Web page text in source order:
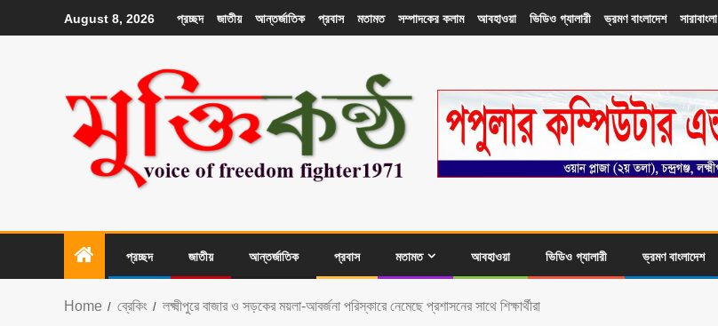
August 8, 2026 প্রচ্ছদ জাতীয় আন্তর্জাতিক প্রবাস মতামত সম্পাদকের কলাম আবহাওয়া ভিডিও গ্যালারী ভ্রমণ বাংলাদেশ সারাবাংলা
প্রচ্ছদ জাতীয় আন্তর্জাতিক প্রবাস মতামত আবহাওয়া ভিডিও গ্যালারী ভ্রমণ বাংলাদেশ
Home ব্রেকিং লক্ষ্মীপুরে বাজার ও সড়কের ময়লা-আবর্জনা পরিস্কারে নেমেছে প্রশাসনের সাথে শিক্ষার্থীরা